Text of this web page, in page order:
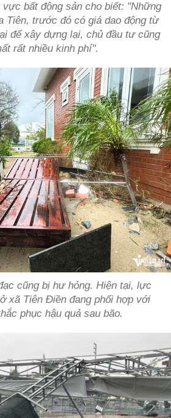
bất động sản cho biết: "Những
Tiên, trước đó có giá dao động từ
để xây dựng lại, chủ đầu tư cũng
rất nhiều kinh phí".
cũng bị hư hỏng. Hiện tại, lực
xã Tiên Điền đang phối hợp với
phục hậu quả sau bão.